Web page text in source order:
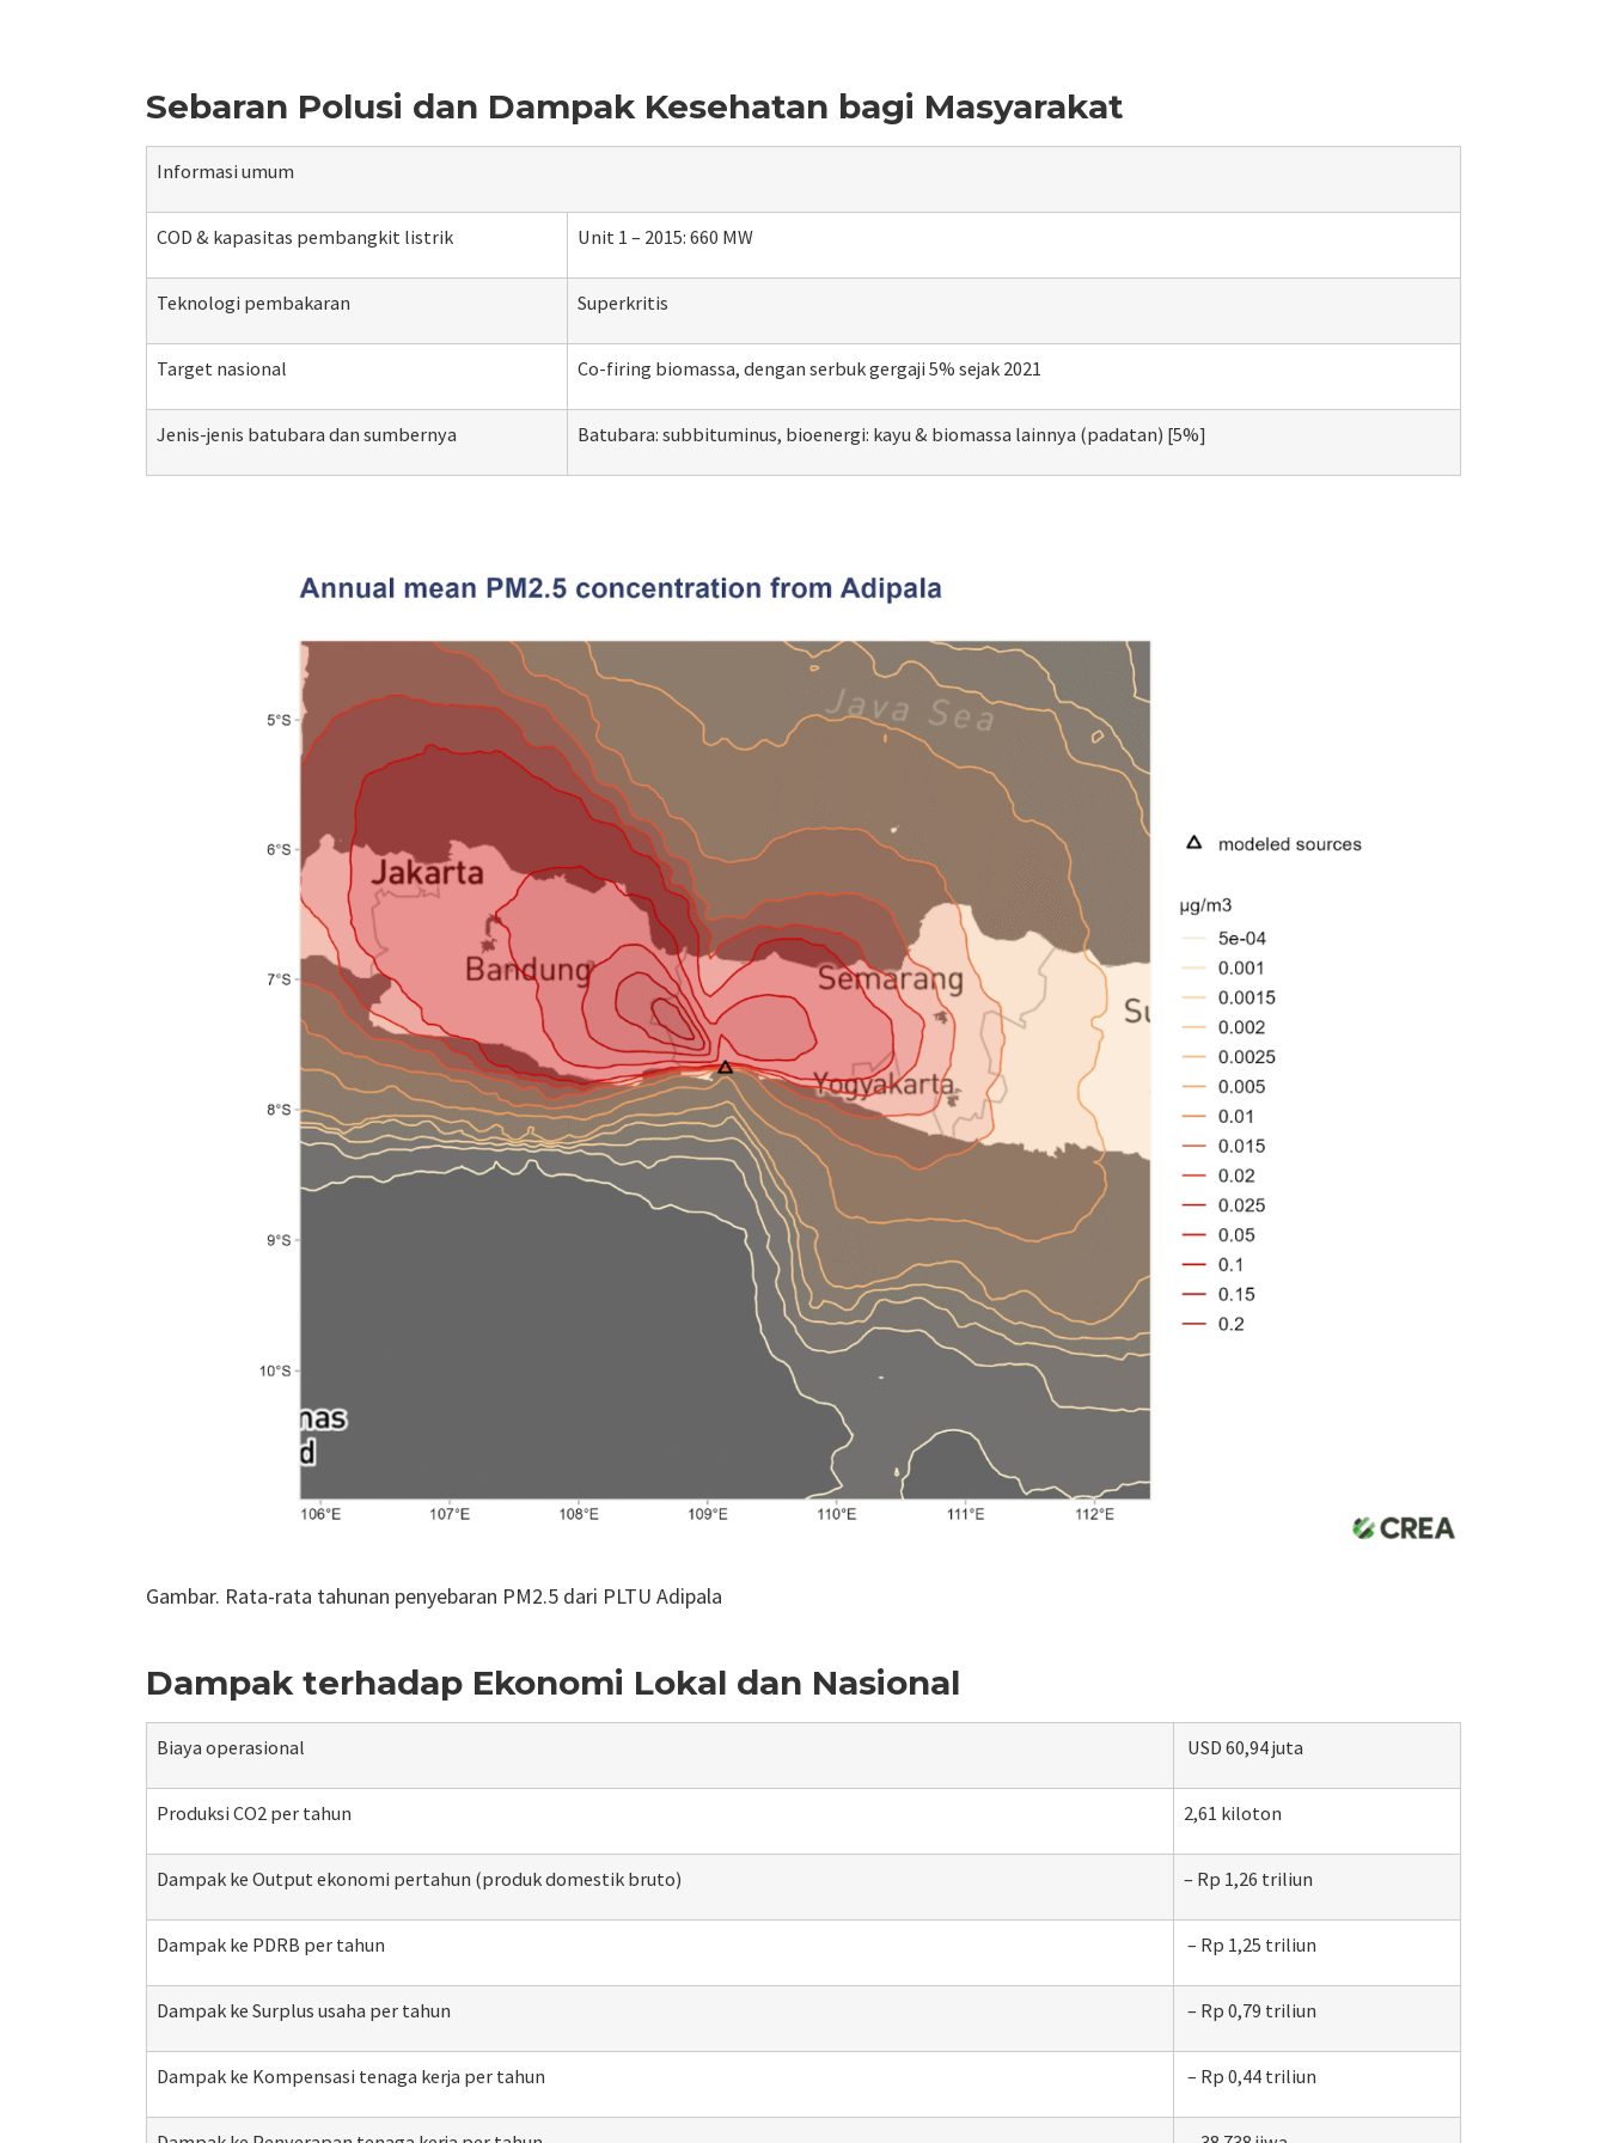
Sebaran Polusi dan Dampak Kesehatan bagi Masyarakat
Informasi umum
COD & kapasitas pembangkit listrik Unit 1 – 2015: 660 MW
Teknologi pembakaran Superkritis
Target nasional Co-firing biomassa, dengan serbuk gergaji 5% sejak 2021
Jenis-jenis batubara dan sumbernya Batubara: subbituminus, bioenergi: kayu & biomassa lainnya (padatan) [5%]
Gambar. Rata-rata tahunan penyebaran PM2.5 dari PLTU Adipala
Dampak terhadap Ekonomi Lokal dan Nasional
Biaya operasional USD 60,94 juta
Produksi CO2 per tahun 2,61 kiloton
Dampak ke Output ekonomi pertahun (produk domestik bruto) – Rp 1,26 triliun
Dampak ke PDRB per tahun – Rp 1,25 triliun
Dampak ke Surplus usaha per tahun – Rp 0,79 triliun
Dampak ke Kompensasi tenaga kerja per tahun – Rp 0,44 triliun